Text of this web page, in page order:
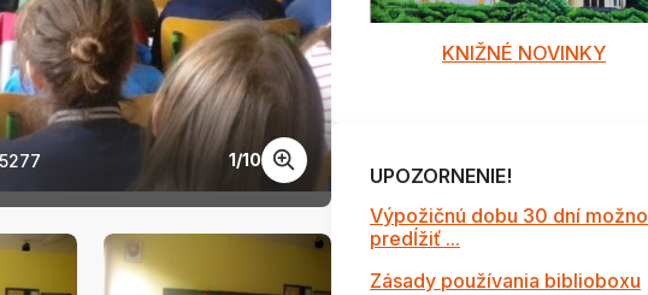
1/10
KNIŽNÉ NOVINKY
UPOZORNENIE!
Výpožičnú dobu 30 dní možno
predĺžiť ...
Zásady používania biblioboxu